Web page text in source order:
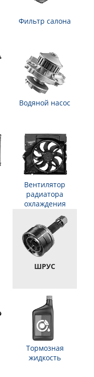
Фильтр салона
Водяной насос
Вентилятор
радиатора
охлаждения
ШРУС
Тормозная
жидкость